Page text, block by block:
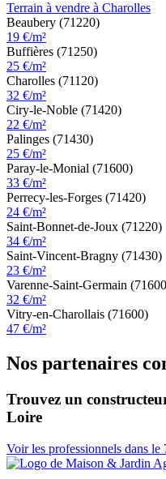
Terrain à vendre à Charolles
Beaubery (71220)
19 €/m²
Buffières (71250)
25 €/m²
Charolles (71120)
32 €/m²
Ciry-le-Noble (71420)
22 €/m²
Palinges (71430)
25 €/m²
Paray-le-Monial (71600)
33 €/m²
Perrecy-les-Forges (71420)
24 €/m²
Saint-Bonnet-de-Joux (71220)
34 €/m²
Saint-Vincent-Bragny (71430)
23 €/m²
Varenne-Saint-Germain
32 €/m²
Vitry-en-Charollais (71600)
47 €/m²
Nos partenaires
Trouvez un
Loire
Voir les professionnels dans le